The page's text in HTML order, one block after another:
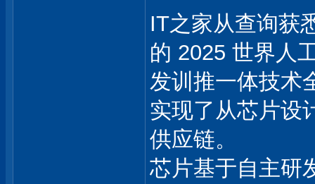
IT之家从查询获
的 2025 世界人
发训推一体技术
实现了从芯片设
供应链。
芯片基于自主研